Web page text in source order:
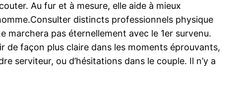
Au fur et à mesure, elle aide à mieux
distincts professionnels physique
marchera pas éternellement avec le 1er survenu.
de façon plus claire dans les moments éprouvants,
serviteur, ou d’hésitations dans le couple. Il n’y a